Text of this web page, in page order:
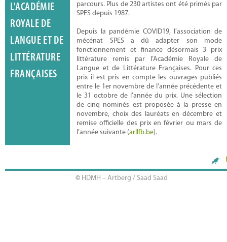
L'ACADÉMIE
ROYALE DE
LANGUE ET DE
LITTÉRATURE
FRANÇAISES
parcours. Plus de 230 artistes ont été primés par
SPES depuis 1987.
Depuis la pandémie COVID19, l’association de
mécénat SPES a dû adapter son mode
fonctionnement et finance désormais 3 prix
littérature remis par l’Académie Royale de
Langue et de Littérature Françaises. Pour ces
prix il est pris en compte les ouvrages publiés
entre le 1er novembre de l’année précédente et
le 31 octobre de l’année du prix. Une sélection
de cinq nominés est proposée à la presse en
novembre, choix des lauréats en décembre et
remise officielle des prix en février ou mars de
l’année suivante (arllfb.be).
© HDMH – Artberg / Saad Saad